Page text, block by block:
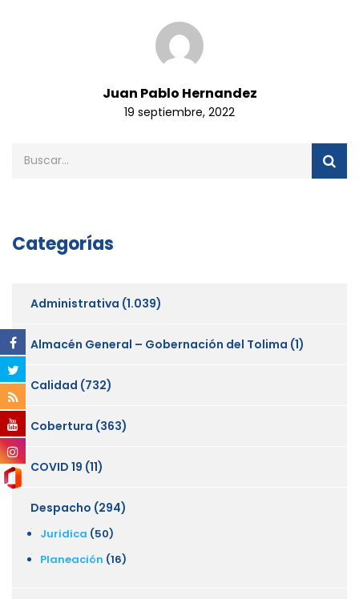
Juan Pablo Hernandez
19 septiembre, 2022
Categorías
Administrativa (1.039)
Almacén General – Gobernación del Tolima (1)
Calidad (732)
Cobertura (363)
COVID 19 (11)
Despacho (294)
Juridica (50)
Planeación (16)